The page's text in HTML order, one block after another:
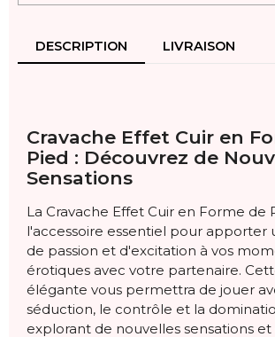
DESCRIPTION LIVRAISON
Cravache Effet Cuir en
Pied : Découvrez de
Sensations
La Cravache Effet Cuir en Forme de
l'accessoire essentiel pour apporter
de passion et d'excitation à vos
érotiques avec votre partenaire.
élégante vous permettra de jouer
séduction, le contrôle et la
explorant de nouvelles sensations